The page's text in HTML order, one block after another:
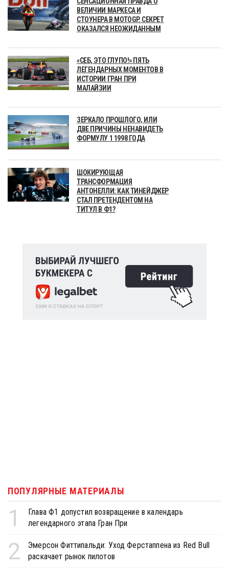
ВЕЛИЧИИ МАРКЕСА И
СТОУНЕРА В MOTOGP. СЕКРЕТ
ОКАЗАЛСЯ НЕОЖИДАННЫМ
«СЕБ, ЭТО ГЛУПО!» ПЯТЬ
ЛЕГЕНДАРНЫХ МОМЕНТОВ В
ИСТОРИИ ГРАН ПРИ
МАЛАЙЗИИ
ЗЕРКАЛО ПРОШЛОГО, ИЛИ
ДВЕ ПРИЧИНЫ НЕНАВИДЕТЬ
ФОРМУЛУ 1 1998 ГОДА
ШОКИРУЮЩАЯ
ТРАНСФОРМАЦИЯ
АНТОНЕЛЛИ: КАК ТИНЕЙДЖЕР
СТАЛ ПРЕТЕНДЕНТОМ НА
ТИТУЛ В Ф1?
ПОПУЛЯРНЫЕ МАТЕРИАЛЫ
1
Глава Ф1 допустил возвращение в календарь
легендарного этапа Гран При
2
Эмерсон Фиттипальди: Уход Ферстаппена из Red Bull
раскачает рынок пилотов